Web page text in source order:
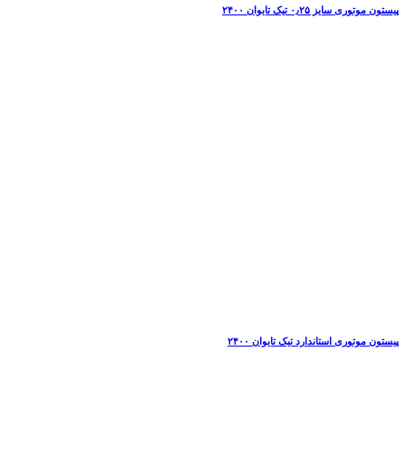
پیستون موتوری سایز ۰٫۲۵ تیک تایوان ۲۴۰۰
پیستون موتوری استاندارد تیک تایوان ۲۴۰۰